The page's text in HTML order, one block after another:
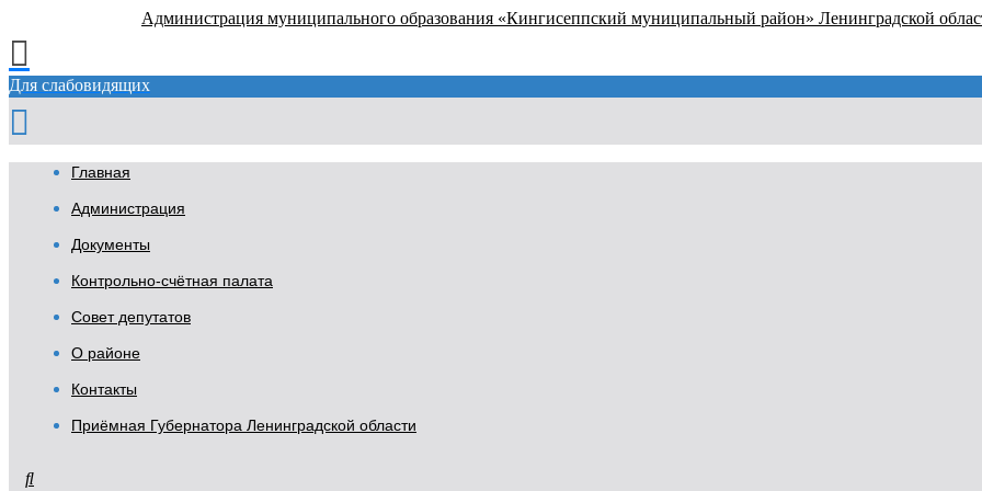
Администрация муниципального образования «Кингисеппский муниципальный район» Ленинградской
Для слабовидящих
Главная
Администрация
Документы
Контрольно-счётная палата
Совет депутатов
О районе
Контакты
Приёмная Губернатора Ленинградской области